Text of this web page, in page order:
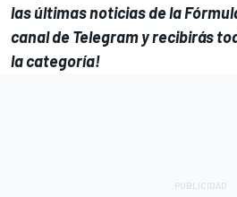
las últimas noticias de la
canal de Telegramy recibirás
la categoría!